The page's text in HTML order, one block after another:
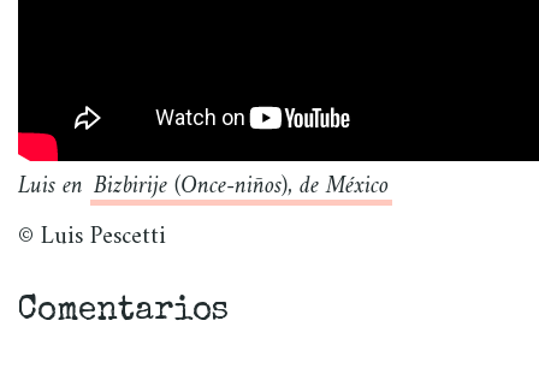
Luis en Bizbirije (Once-niños), de México
© Luis Pescetti
Comentarios